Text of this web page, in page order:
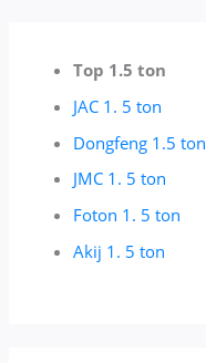
Top 1.5 ton
JAC 1. 5 ton
Dongfeng 1.5 ton
JMC 1. 5 ton
Foton 1. 5 ton
Akij 1. 5 ton